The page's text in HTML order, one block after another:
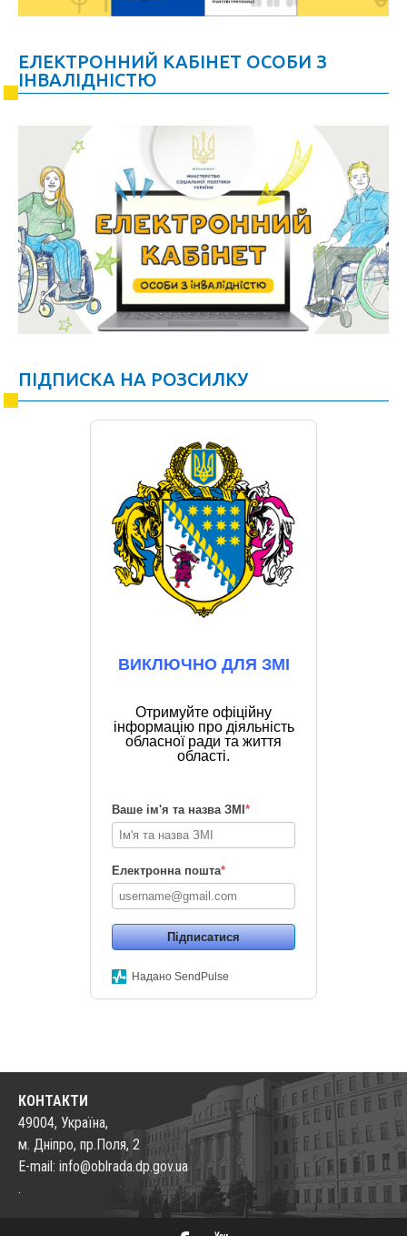
ЕЛЕКТРОННИЙ КАБІНЕТ ОСОБИ З
ІНВАЛІДНІСТЮ
ПІДПИСКА НА РОЗСИЛКУ
ВИКЛЮЧНО ДЛЯ ЗМІ
Отримуйте офіційну
інформацію про діяльність
обласної ради та життя
області.
Ваше ім'я та назва ЗМІ *
Електронна пошта*
Підписатися
Надано SendPulse
КОНТАКТИ
49004, Україна,
м. Дніпро, пр.Поля, 2
E-mail: info@oblrada.dp.gov.ua
.